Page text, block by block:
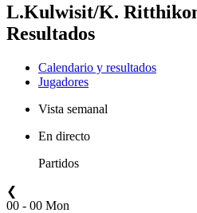
L.Kulwisit/K.
Resultados
Calendario y resultados
Jugadores
Vista semanal
En directo
Partidos
❮
00 - 00 Mon